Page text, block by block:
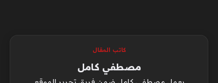
كاتب المقال
مصطفي كامل